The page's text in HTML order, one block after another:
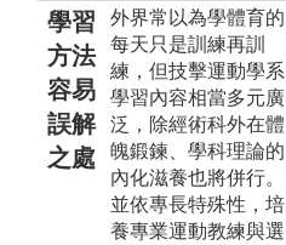
學習
方法
容易
誤解
之處
外界常以為學體育的
每天只是訓練再訓
練，但技擊運動學系
學習內容相當多元廣
泛，除經術科外在體
魄鍛鍊、學科理論的
內化滋養也將併行。
並依專長特殊性，培
養專業運動教練與選